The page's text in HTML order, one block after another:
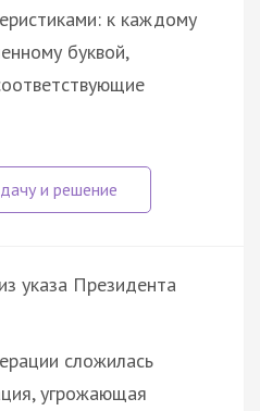
к каждому
буквой,
указа Президента
сложилась
угрожающая